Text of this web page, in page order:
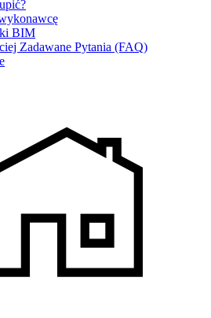
BIM
Zadawane Pytania (FAQ)